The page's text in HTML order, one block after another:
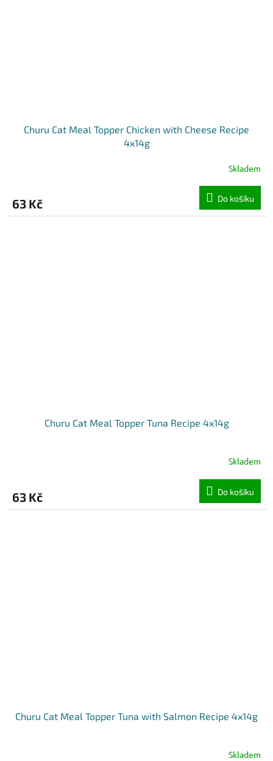
Churu Cat Meal Topper Chicken with Cheese Recipe
4x14g
Skladem
63 Kč Do košíku
Churu Cat Meal Topper Tuna Recipe 4x14g
Skladem
63 Kč Do košíku
Churu Cat Meal Topper Tuna with Salmon Recipe 4x14g
Skladem